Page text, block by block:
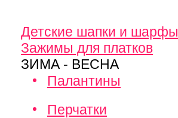
Детские шапки и шарфы
Зажимы для платков
ЗИМА - ВЕСНА
Палантины
Перчатки